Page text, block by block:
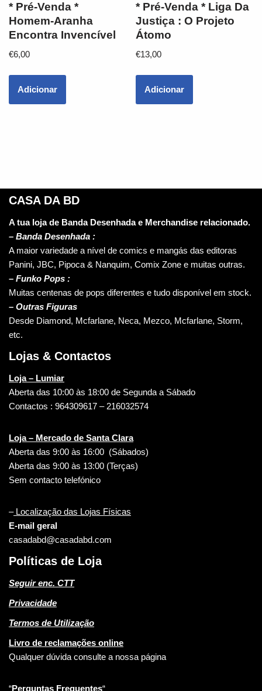
* Pré-Venda *
Homem-Aranha
Encontra Invencível
€6,00
Adicionar
* Pré-Venda * Liga Da
Justiça : O Projeto
Átomo
€13,00
Adicionar
CASA DA BD
A tua loja de Banda Desenhada e Merchandise relacionado.
– Banda Desenhada :
A maior variedade a nível de comics e mangás das editoras
Panini, JBC, Pipoca & Nanquim, Comix Zone e muitas outras.
– Funko Pops :
Muitas centenas de pops diferentes e tudo disponível em stock.
– Outras Figuras
Desde Diamond, Mcfarlane, Neca, Mezco, Mcfarlane, Storm,
etc.
Lojas & Contactos
Loja – Lumiar
Aberta das 10:00 às 18:00 de Segunda a Sábado
Contactos : 964309617 – 216032574
Loja – Mercado de Santa Clara
Aberta das 9:00 às 16:00 (Sábados)
Aberta das 9:00 às 13:00 (Terças)
Sem contacto telefónico
–Localização das Lojas Físicas
E-mail geral
casadabd@casadabd.com
Políticas de Loja
Seguir enc. CTT
Privacidade
Termos de Utilização
Livro de reclamações online
Qualquer dúvida consulte a nossa página
“Perguntas Frequentes“